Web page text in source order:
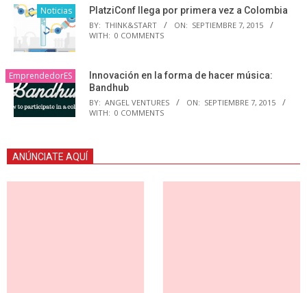
Noticias PlatziConf llega por primera vez a Colombia
BY: THINK&START ON: SEPTIEMBRE 7, 2015
WITH: 0 COMMENTS
EmprendedorES
Innovación en la forma de hacer música:
Bandhub
BY: ANGEL VENTURES ON: SEPTIEMBRE 7, 2015
WITH: 0 COMMENTS
ANÚNCIATE AQUÍ